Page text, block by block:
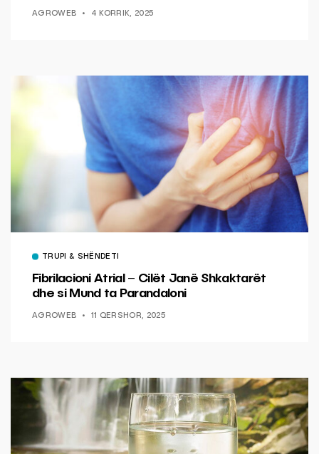
AGROWEB 4 KORRIK, 2025
TRUPI & SHËNDETI
Fibrilacioni Atrial – Cilët Janë Shkaktarët
dhe si Mund ta Parandaloni
AGROWEB 11 QERSHOR, 2025